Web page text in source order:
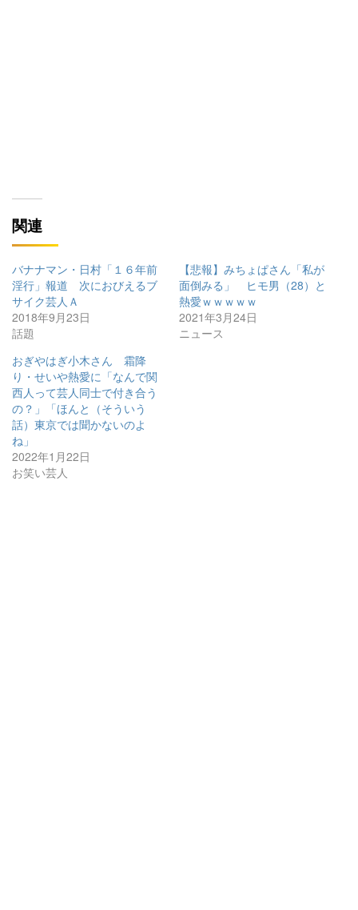
関連
バナナマン・日村「１６年前
淫行」報道 次におびえるブ
サイク芸人Ａ
2018年9月23日
話題
【悲報】みちょぱさん「私が
面倒みる」 ヒモ男（28）と
熱愛ｗｗｗｗｗ
2021年3月24日
ニュース
おぎやはぎ小木さん 霜降
り・せいや熱愛に「なんで関
西人って芸人同士で付き合う
の？」「ほんと（そういう
話）東京では聞かないのよ
ね」
2022年1月22日
お笑い芸人